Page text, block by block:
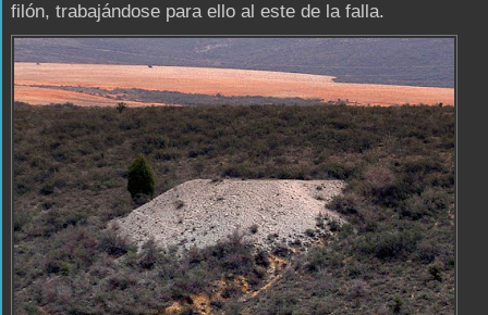
filón, trabajándose para ello al este de la falla.